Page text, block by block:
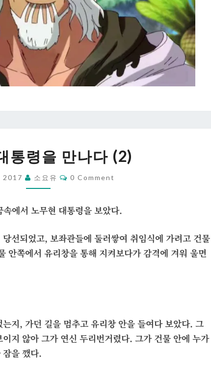
무
현
대
령
을
만
통령을 만나다 (2)
2017 소요유 Comments
0 Comment
속에서 노무현 대통령을 보았다.
선되었고, 보좌관들에 둘러쌓여 취임식에 가려고 건물
안쪽에서 유리창을 통해 지켜보다가 감격에 겨워 울면
지, 가던 길을 멈추고 유리창 안을 들여다 보았다. 그
지 않아 그가 연신 두리번거렸다. 그가 건물 안에 누가
을 깼다.